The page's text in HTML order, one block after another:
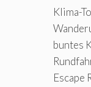
Klima-
buntes
Escape